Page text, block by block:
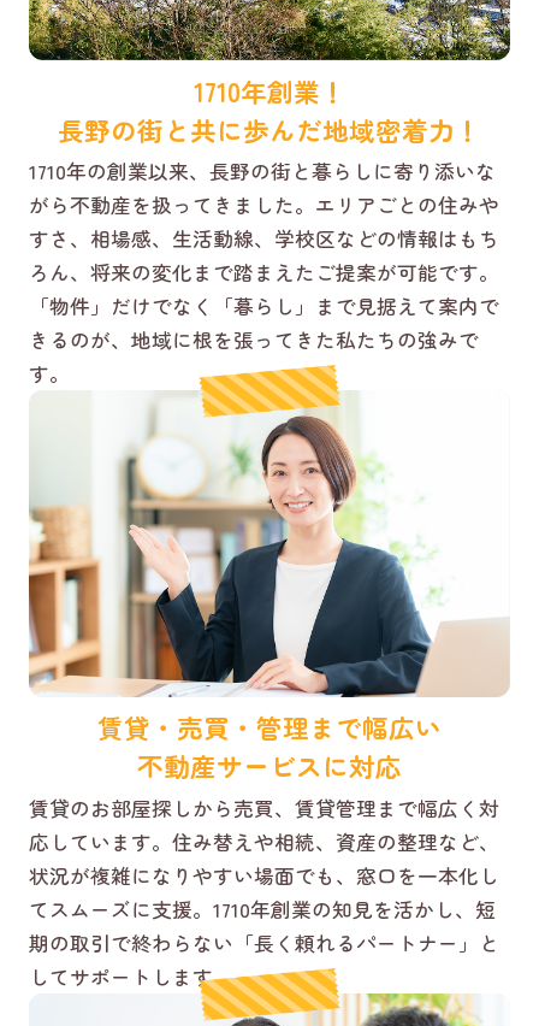
1710年創業！
長野の街と共に歩んだ地域密着力！
1710年の創業以来、長野の街と暮らしに寄り添いな
がら不動産を扱ってきました。エリアごとの住みや
すさ、相場感、生活動線、学校区などの情報はもち
ろん、将来の変化まで踏まえたご提案が可能です。
「物件」だけでなく「暮らし」まで見据えて案内で
きるのが、地域に根を張ってきた私たちの強みで
す。
賃貸・売買・管理まで幅広い
不動産サービスに対応
賃貸のお部屋探しから売買、賃貸管理まで幅広く対
応しています。住み替えや相続、資産の整理など、
状況が複雑になりやすい場面でも、窓口を一本化し
てスムーズに支援。1710年創業の知見を活かし、短
期の取引で終わらない「長く頼れるパートナー」と
してサポートします。